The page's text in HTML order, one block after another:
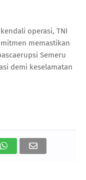
operasi, TNI
memastikan
Semeru
demi keselamatan